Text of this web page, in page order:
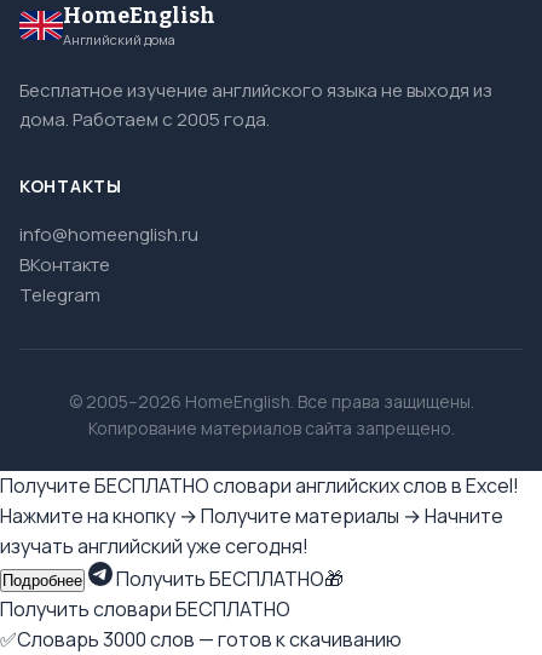
HomeEnglish
Английский дома
Бесплатное изучение английского языка не выходя из
дома. Работаем с 2005 года.
КОНТАКТЫ
info@homeenglish.ru
ВКонтакте
Telegram
© 2005–2026 HomeEnglish. Все права защищены.
Копирование материалов сайта запрещено.
Получите БЕСПЛАТНО словари английских слов в Excel!
Нажмите на кнопку → Получите материалы → Начните
изучать английский уже сегодня!
Подробнее
Получить БЕСПЛАТНО🎁
Получить словари БЕСПЛАТНО
✅Словарь 3000 слов — готов к скачиванию